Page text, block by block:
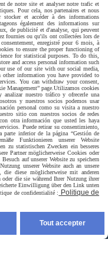
de notre site et analyser notre trafic et
Pour cela, nos partenaires et nous
et accéder à des informations
également des informations sur
de publicité et d'analyse, qui peuvent
fournies ou qu'ils ont collectées lors de
enregistré pour 6 mois, à
to ensure the proper functioning of
for statistical purposes. To do this,
and access personal information such
use of our site with our social media,
information you have provided to
You can withdraw your consent,
Management” page. Utilizamos cookies
analizar nuestro tráfico y ofrecerle una
y nuestros socios podemos usar
personal como su visita a nuestro
sitio con nuestros socios de redes
otra información que usted les haya
Puede retirar su consentimiento,
parte inferior de la página “Gestión de
Funktionieren unserer Website
zu statistischen Zwecken ein besseres
Partner möglicherweise Cookies oder
auf unserer Website zu speichern
unserer Website auch an unsere
diese möglicherweise mit anderen
die sie während Ihrer Nutzung ihrer
Einwilligung über den Link unten
de confidentialité :
Politique de
Tout accepter